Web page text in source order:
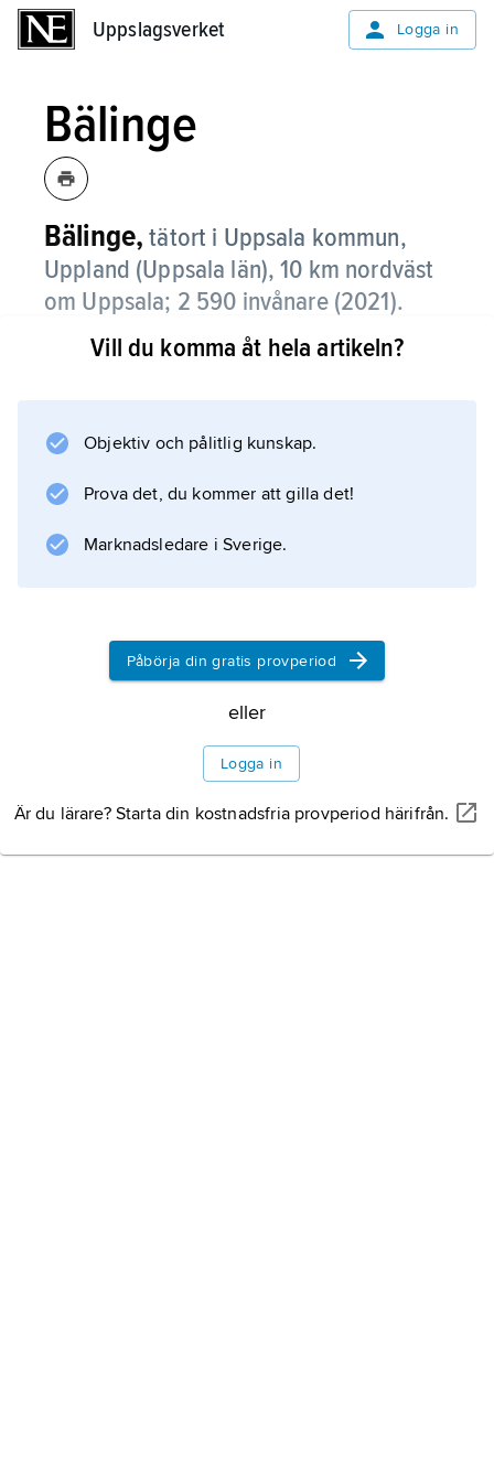
Uppslagsverket Logga in
Bälinge
Bälinge, tätort i Uppsala kommun,
Uppland (Uppsala län), 10 km nordväst
om Uppsala; 2 590 invånare (2021).
Bälinge, som ligger på Uppsalaslätten, är
Vill du komma åt hela artikeln?
Objektiv och pålitlig kunskap.
Prova det, du kommer att gilla det!
Marknadsledare i Sverige.
Påbörja din gratis provperiod
eller
Logga in
Är du lärare? Starta din kostnadsfria provperiod härifrån.